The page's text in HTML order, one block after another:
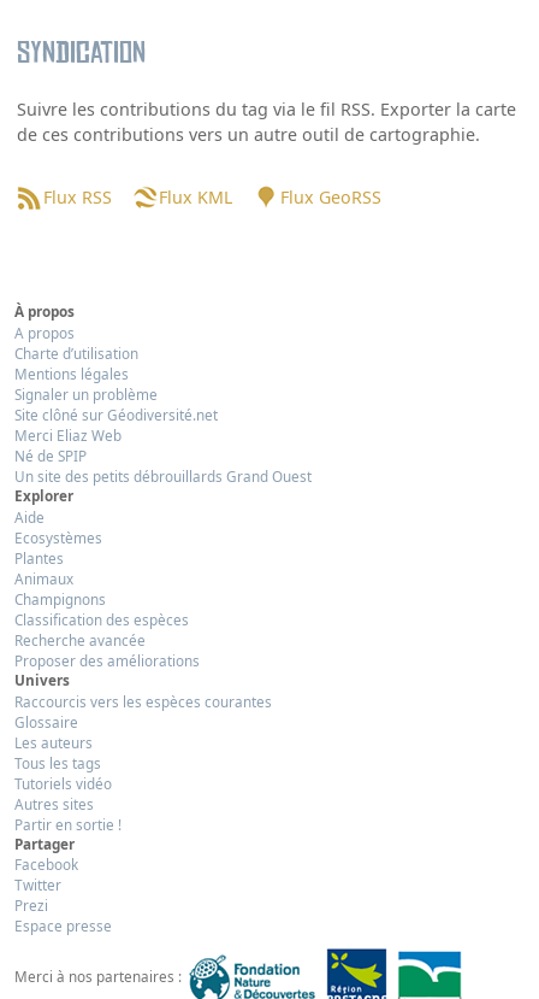
Syndication
Suivre les contributions du tag via le fil RSS. Exporter la carte
de ces contributions vers un autre outil de cartographie.
Flux RSS Flux KML Flux GeoRSS
À propos
A propos
Charte d’utilisation
Mentions légales
Signaler un problème
Site clôné sur Géodiversité.net
Merci Eliaz Web
Né de SPIP
Un site des petits débrouillards Grand Ouest
Explorer
Aide
Ecosystèmes
Plantes
Animaux
Champignons
Classification des espèces
Recherche avancée
Proposer des améliorations
Univers
Raccourcis vers les espèces courantes
Glossaire
Les auteurs
Tous les tags
Tutoriels vidéo
Autres sites
Partir en sortie !
Partager
Facebook
Twitter
Prezi
Espace presse
Merci à nos partenaires :